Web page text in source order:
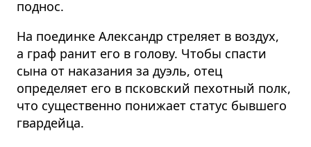
поднос.
На поединке Александр стреляет в воздух,
а граф ранит его в голову. Чтобы спасти
сына от наказания за дуэль, отец
определяет его в псковский пехотный полк,
что существенно понижает статус бывшего
гвардейца.